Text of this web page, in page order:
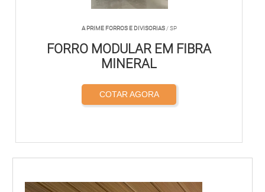
A PRIME FORROS E DIVISORIAS/ SP
FORRO MODULAR EM FIBRA
MINERAL
COTAR AGORA